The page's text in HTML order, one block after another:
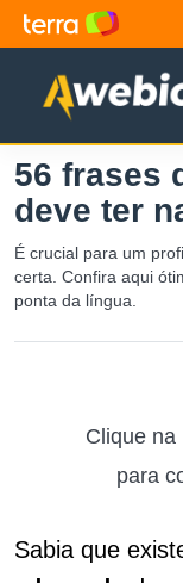
56 frases
deve ter
É crucial para um
certa. Confira aqui
ponta da língua.
Clique na
para
Sabia que